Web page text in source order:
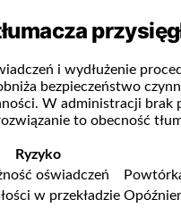
i wydłużenie
bezpieczeństwo
W administracji brak
to obecność
Ryzyko
oświadczeń
w przekładzie